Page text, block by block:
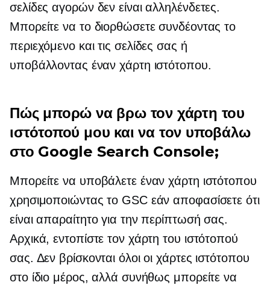
σελίδες αγορών δεν είναι αλληλένδετες.
Μπορείτε να το διορθώσετε συνδέοντας το
περιεχόμενο και τις σελίδες σας ή
υποβάλλοντας έναν χάρτη ιστότοπου.
Πώς μπορώ να βρω τον χάρτη του
ιστότοπού μου και να τον υποβάλω
στο Google Search Console;
Μπορείτε να υποβάλετε έναν χάρτη ιστότοπου
χρησιμοποιώντας το GSC εάν αποφασίσετε ότι
είναι απαραίτητο για την περίπτωσή σας.
Αρχικά, εντοπίστε τον χάρτη του ιστότοπού
σας. Δεν βρίσκονται όλοι οι χάρτες ιστότοπου
στο ίδιο μέρος, αλλά συνήθως μπορείτε να